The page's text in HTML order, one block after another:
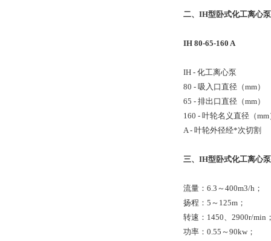
二、 IH型卧式化工离心泵
IH 80-65-160 A
IH - 化工离心泵
80 - 吸入口直径（mm）
65 - 排出口直径（mm）
160 - 叶轮名义直径（mm
A - 叶轮外径经*次切割
三、 IH型卧式化工离心泵
流量：6.3～400m3/h；
扬程：5～125m；
转速：1450、2900r/min
功率：0.55～90kw；